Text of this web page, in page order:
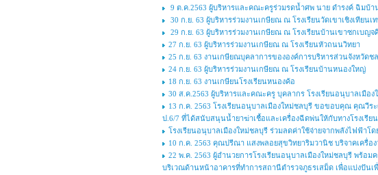
9 ต.ค.2563 ผู้บริหารและคณะครูร่วมรดน้ำศพ นาย ดำรงค์ ฉิมบ้
30 ก.ย. 63 ผู้บริหารร่วมงานเกษียณ ณ โรงเรียนวัดเขาเชิงเทียนเ
29 ก.ย. 63 ผู้บริหารร่วมงานเกษียณ ณ โรงเรียนบ้านเขาซกเบญจ
27 ก.ย. 63 ผู้บริหารร่วมงานเกษียณ ณ โรงเรียนหัวถนนวิทยา
25 ก.ย. 63 งานเกษียณบุคลาการขององค์การบริหารส่วนจังหวัดช
24 ก.ย. 63 ผู้บริหารร่วมงานเกษียณ ณ โรงเรียนบ้านหนองใหญ่
18 ก.ย. 63 งานเกษียนโรงเรียนหนองค้อ
30 ส.ค.2563 ผู้บริหารและคณะครู บุคลากร โรงเรียนอนุบาลเมื
13 ก.ค. 2563 โรงเรียนอนุบาลเมืองใหม่ชลบุรี ขอขอบคุณ คุณวี
ป.6/7 ที่ได้สนับสนุนน้ำยาฆ่าเชื้อและเครื่องฉีดพ่นให้กับทางโรงเรียน
โรงเรียนอนุบาลเมืองใหม่ชลบุรี ร่วมลดค่าใช้จ่ายจากพลังไฟฟ้าโ
10 ก.ค. 2563 คุณปรีณา แสงพลอยสุขวิทยาริมวานิช บริจาคเครื่อ
22 พ.ค. 2563 ผู้อำนวยการโรงเรียนอนุบาลเมืองใหม่ชลบุรี พร้
บริเวณด้านหน้าอาคารที่ทำการสถานีตำรวจภูธรเสม็ด เพื่อแบ่งปันเ